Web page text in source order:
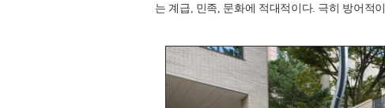
는 계급, 민족, 문화에 적대적이다. 극히 방어적